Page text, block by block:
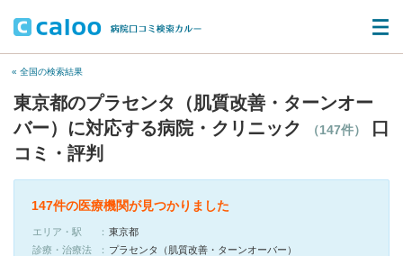
« 全国の検索結果
東京都のプラセンタ（肌質改善・ターンオー
バー）に対応する病院・クリニック
（147件）
口
コミ・評判
147件の医療機関が見つかりました
エリア・駅
東京都
診療・治療法
プラセンタ（肌質改善・ターンオーバー）